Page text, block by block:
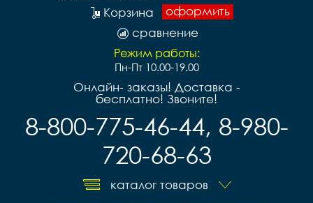
оформить
Корзина
сравнение
Режим работы:
Пн-Пт 10.00-19.00
Онлайн- заказы! Доставка -
бесплатно! Звоните!
8-800-775-46-44, 8-980-
720-68-63
каталог товаров